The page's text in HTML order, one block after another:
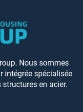
Nous sommes
intégrée spécialisée
en acier.